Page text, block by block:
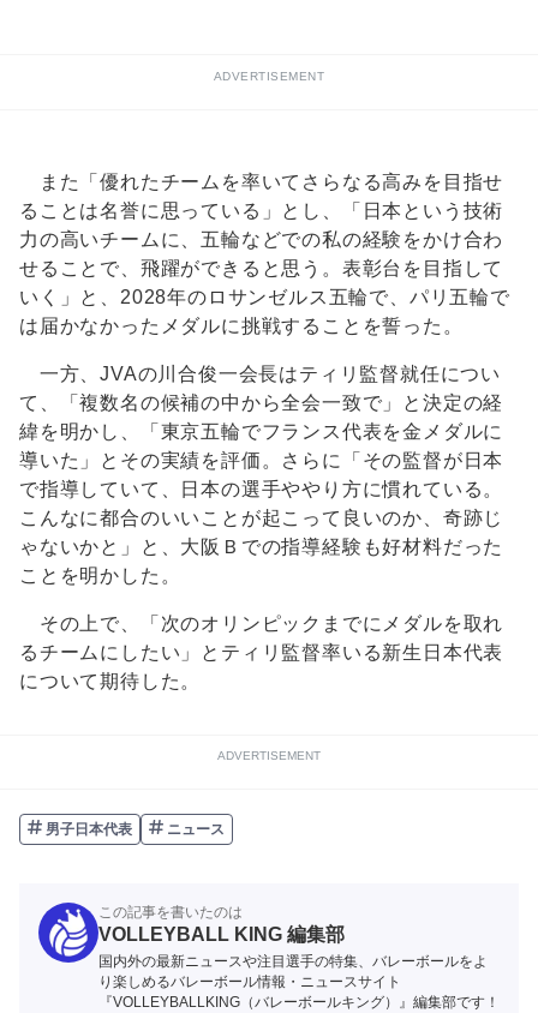
ADVERTISEMENT
また「優れたチームを率いてさらなる高みを目指せ
ることは名誉に思っている」とし、「日本という技術
力の高いチームに、五輪などでの私の経験をかけ合わ
せることで、飛躍ができると思う。表彰台を目指して
いく」と、2028年のロサンゼルス五輪で、パリ五輪で
は届かなかったメダルに挑戦することを誓った。
一方、JVAの川合俊一会長はティリ監督就任につい
て、「複数名の候補の中から全会一致で」と決定の経
緯を明かし、「東京五輪でフランス代表を金メダルに
導いた」とその実績を評価。さらに「その監督が日本
で指導していて、日本の選手ややり方に慣れている。
こんなに都合のいいことが起こって良いのか、奇跡じ
ゃないかと」と、大阪Ｂでの指導経験も好材料だった
ことを明かした。
その上で、「次のオリンピックまでにメダルを取れ
るチームにしたい」とティリ監督率いる新生日本代表
について期待した。
ADVERTISEMENT
男子日本代表 ニュース
この記事を書いたのは
VOLLEYBALL KING 編集部
国内外の最新ニュースや注目選手の特集、バレーボールをよ
り楽しめるバレーボール情報・ニュースサイト
『VOLLEYBALLKING（バレーボールキング）』編集部です！